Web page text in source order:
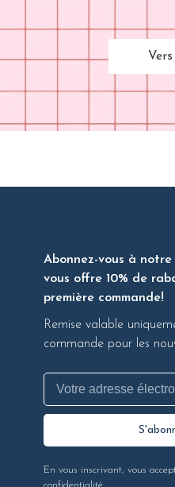
Abonnez-vous à
vous offre 10% de
première commande!
Remise valable
commande pour les
En vous inscrivant, vous
confidentialité.